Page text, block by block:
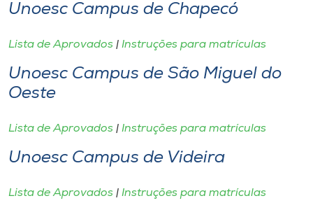
Selecione
A-
Unoesc Campus de Chapecó
Lista de Aprovados | Instruções para matrículas
Unoesc Campus de São Miguel do
Oeste
Lista de Aprovados | Instruções para matrículas
Unoesc Campus de Videira
Lista de Aprovados | Instruções para matrículas